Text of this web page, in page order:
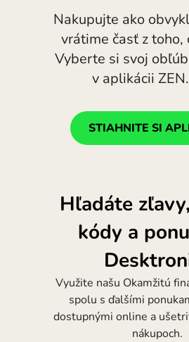
Norge (Norsk bokmål)
Polska (Polski)
Portugal (Português)
România (Română)
Slovensko (Slovenčina)
Україна (Українська)
Türkiye (Türkçe)
Singapore (English)
United Kingdom (English)
International (English)
Nakupujte ako
vrátime časť z toho,
Vyberte si svoj
v aplikácii
STIAHNITE SI
Hľadáte
kódy a
Využite našu Okamžitú
spolu s ďalšími
dostupnými online a
nákupoch.